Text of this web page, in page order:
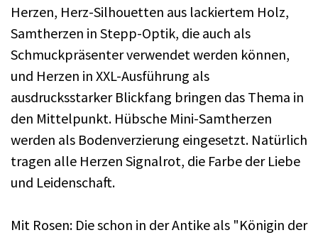
Herzen, Herz-Silhouetten aus lackiertem Holz,
Samtherzen in Stepp-Optik, die auch als
Schmuckpräsenter verwendet werden können,
und Herzen in XXL-Ausführung als
ausdrucksstarker Blickfang bringen das Thema in
den Mittelpunkt. Hübsche Mini-Samtherzen
werden als Bodenverzierung eingesetzt. Natürlich
tragen alle Herzen Signalrot, die Farbe der Liebe
und Leidenschaft.
Mit Rosen: Die schon in der Antike als "Königin der